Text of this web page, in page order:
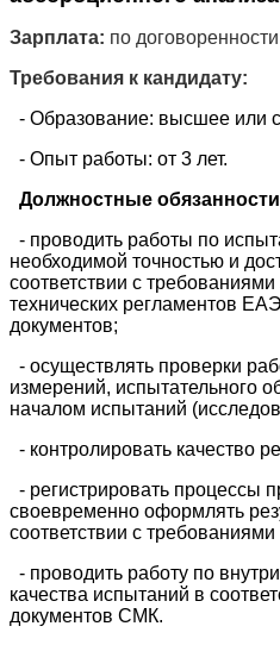
Зарплата: по договоренности
Требования к кандидату:
- Образование: высшее или
- Опыт работы: от 3 лет.
Должностные
- проводить работы по
необходимой точностью и
соответствии с
технических регламентов
документов;
- осуществлять проверки
измерений, испытательного
началом испытаний
- контролировать качество
- регистрировать процессы
своевременно оформлять
соответствии с
- проводить работу по
качества испытаний в
документов СМК.